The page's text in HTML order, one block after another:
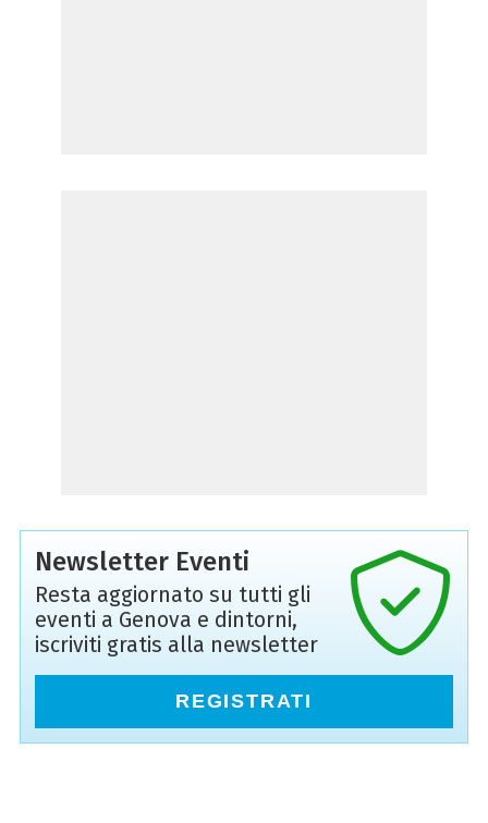
Newsletter Eventi
Resta aggiornato su tutti gli
eventi a Genova e dintorni,
iscriviti gratis alla newsletter
REGISTRATI